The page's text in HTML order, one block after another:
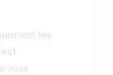
les
vous